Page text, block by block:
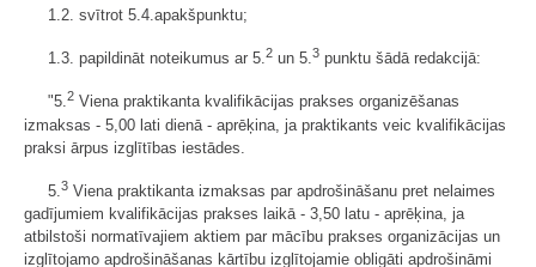
1.2. svītrot 5.4.apakšpunktu;
1.3. papildināt noteikumus ar 5.2 un 5.3 punktu šādā redakcijā:
"5.2 Viena praktikanta kvalifikācijas prakses organizēšanas
izmaksas - 5,00 lati dienā - aprēķina, ja praktikants veic kvalifikācijas
praksi ārpus izglītības iestādes.
5. 3 Viena praktikanta izmaksas par apdrošināšanu pret nelaimes
gadījumiem kvalifikācijas prakses laikā - 3,50 latu - aprēķina, ja
atbilstoši normatīvajiem aktiem par mācību prakses organizācijas un
izglītojamo apdrošināšanas kārtību izglītojamie obligāti apdrošināmi